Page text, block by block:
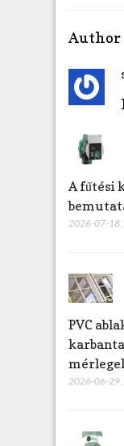
Author
A fűtési
2026-07-18
PVC
2026-06-29,